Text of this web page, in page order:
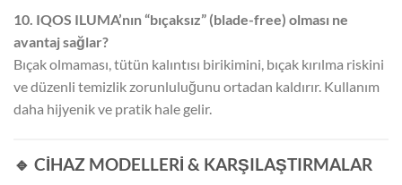
10. IQOS ILUMA’nın “bıçaksız” (blade-free) olması ne
avantaj sağlar?
Bıçak olmaması, tütün kalıntısı birikimini, bıçak kırılma riskini
ve düzenli temizlik zorunluluğunu ortadan kaldırır. Kullanım
daha hijyenik ve pratik hale gelir.
🔹 CİHAZ MODELLERİ & KARŞILAŞTIRMALAR